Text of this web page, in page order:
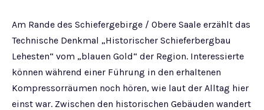
Am Rande des Schiefergebirge / Obere Saale erzählt das
Technische Denkmal „Historischer Schieferbergbau
Lehesten“ vom „blauen Gold“ der Region. Interessierte
können während einer Führung in den erhaltenen
Kompressorräumen noch hören, wie laut der Alltag hier
einst war. Zwischen den historischen Gebäuden wandert